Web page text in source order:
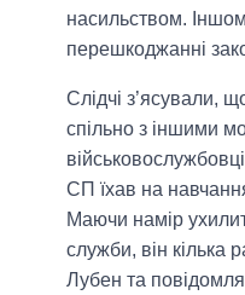
насильством.
перешкоджанні
Слідчі з’ясували,
спільно з іншими
СП їхав на
Маючи намір
служби, він кілька
Лубен та